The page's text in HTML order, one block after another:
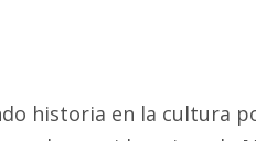
historia en la cultura